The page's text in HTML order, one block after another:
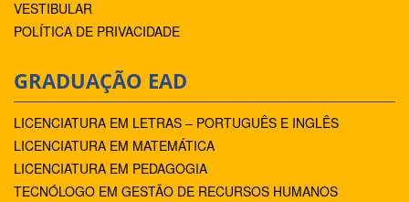
VESTIBULAR
POLÍTICA DE PRIVACIDADE
GRADUAÇÃO EAD
LICENCIATURA EM LETRAS – PORTUGUÊS E INGLÊS
LICENCIATURA EM MATEMÁTICA
LICENCIATURA EM PEDAGOGIA
TECNÓLOGO EM GESTÃO DE RECURSOS HUMANOS